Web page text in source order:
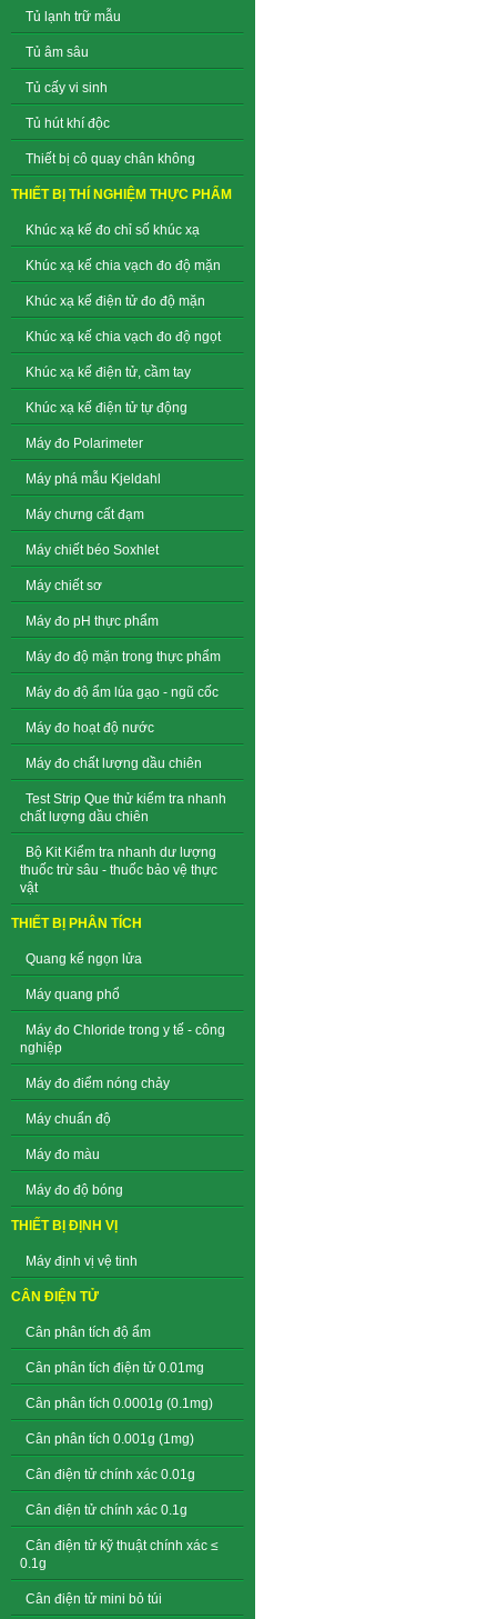
Tủ lạnh trữ mẫu
Tủ âm sâu
Tủ cấy vi sinh
Tủ hút khí độc
Thiết bị cô quay chân không
THIẾT BỊ THÍ NGHIỆM THỰC PHẨM
Khúc xạ kế đo chỉ số khúc xạ
Khúc xạ kế chia vạch đo độ mặn
Khúc xạ kế điện tử đo độ mặn
Khúc xạ kế chia vạch đo độ ngọt
Khúc xạ kế điện tử, cầm tay
Khúc xạ kế điện tử tự động
Máy đo Polarimeter
Máy phá mẫu Kjeldahl
Máy chưng cất đạm
Máy chiết béo Soxhlet
Máy chiết sơ
Máy đo pH thực phẩm
Máy đo độ mặn trong thực phẩm
Máy đo độ ẩm lúa gạo - ngũ cốc
Máy đo hoạt độ nước
Máy đo chất lượng dầu chiên
Test Strip Que thử kiểm tra nhanh
chất lượng dầu chiên
Bộ Kit Kiểm tra nhanh dư lượng
thuốc trừ sâu - thuốc bảo vệ thực
vật
THIẾT BỊ PHÂN TÍCH
Quang kế ngọn lửa
Máy quang phổ
Máy đo Chloride trong y tế - công
nghiệp
Máy đo điểm nóng chảy
Máy chuẩn độ
Máy đo màu
Máy đo độ bóng
THIẾT BỊ ĐỊNH VỊ
Máy định vị vệ tinh
CÂN ĐIỆN TỬ
Cân phân tích độ ẩm
Cân phân tích điện tử 0.01mg
Cân phân tích 0.0001g (0.1mg)
Cân phân tích 0.001g (1mg)
Cân điện tử chính xác 0.01g
Cân điện tử chính xác 0.1g
Cân điện tử kỹ thuật chính xác ≤
0.1g
Cân điện tử mini bỏ túi